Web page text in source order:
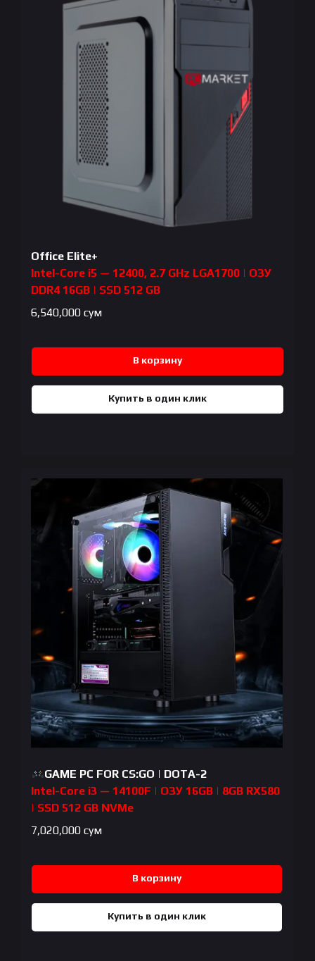
Office Elite+
Intel-Core i5 — 12400, 2.7 GHz LGA1700 | ОЗУ
DDR4 16GB | SSD 512 GB
6,540,000 сум
В корзину
Купить в один клик
GAME PC FOR CS:GO | DOTA-2
Intel-Core i3 — 14100F | ОЗУ 16GB | 8GB RX580
| SSD 512 GB NVMe
7,020,000 сум
В корзину
Купить в один клик